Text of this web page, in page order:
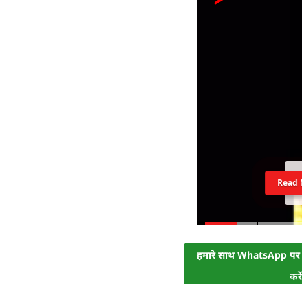
Read
हमारे साथ WhatsApp
करें